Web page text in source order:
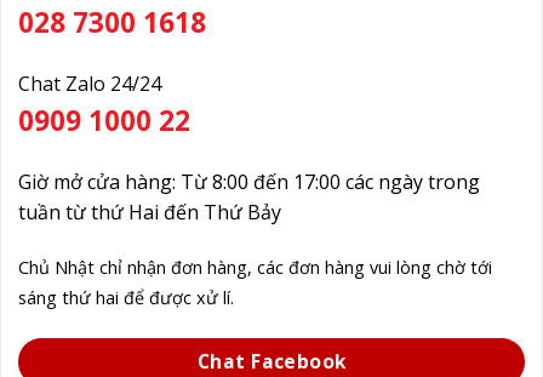
028 7300 1618
Chat Zalo 24/24
0909 1000 22
Giờ mở cửa hàng: Từ 8:00 đến 17:00 các ngày trong
tuần từ thứ Hai đến Thứ Bảy
Chủ Nhật chỉ nhận đơn hàng, các đơn hàng vui lòng chờ tới
sáng thứ hai để được xử lí.
Chat Facebook